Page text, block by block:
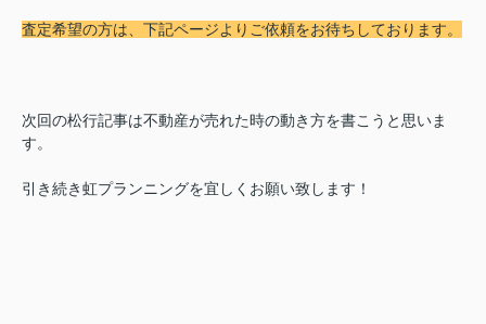
査定希望の方は、下記ページよりご依頼をお待ちしております。
次回の松行記事は不動産が売れた時の動き方を書こうと思いま
す。
引き続き虹プランニングを宜しくお願い致します！